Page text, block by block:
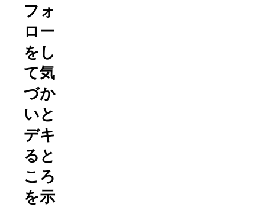
フォ
ロー
をし
て気
づか
いと
デキ
ると
ころ
を示